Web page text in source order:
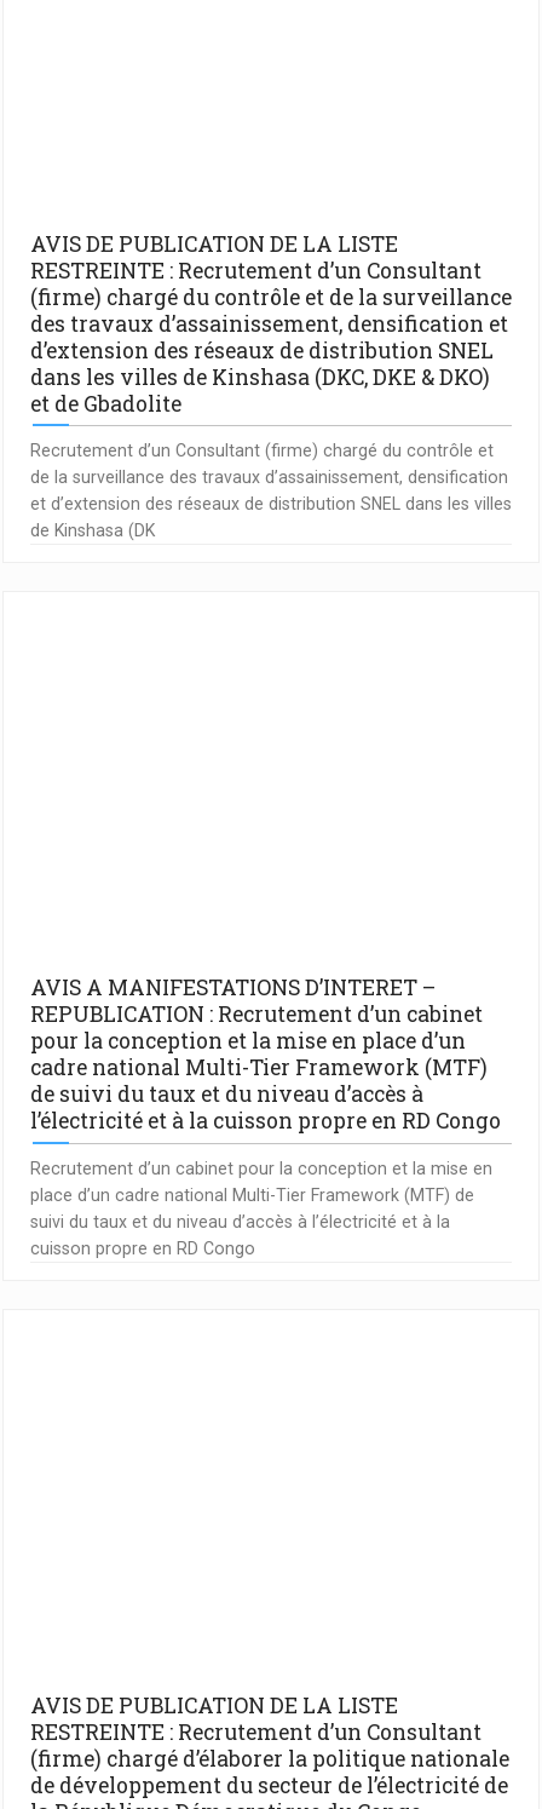
AVIS DE PUBLICATION DE LA LISTE
RESTREINTE : Recrutement d’un Consultant
(firme) chargé du contrôle et de la surveillance
des travaux d’assainissement, densification et
d’extension des réseaux de distribution SNEL
dans les villes de Kinshasa (DKC, DKE & DKO)
et de Gbadolite
Recrutement d’un Consultant (firme) chargé du contrôle et
de la surveillance des travaux d’assainissement, densification
et d’extension des réseaux de distribution SNEL dans les villes
de Kinshasa (DK
AVIS A MANIFESTATIONS D’INTERET –
REPUBLICATION : Recrutement d’un cabinet
pour la conception et la mise en place d’un
cadre national Multi-Tier Framework (MTF)
de suivi du taux et du niveau d’accès à
l’électricité et à la cuisson propre en RD Congo
Recrutement d’un cabinet pour la conception et la mise en
place d’un cadre national Multi-Tier Framework (MTF) de
suivi du taux et du niveau d’accès à l’électricité et à la
cuisson propre en RD Congo
AVIS DE PUBLICATION DE LA LISTE
RESTREINTE : Recrutement d’un Consultant
(firme) chargé d’élaborer la politique nationale
de développement du secteur de l’électricité de